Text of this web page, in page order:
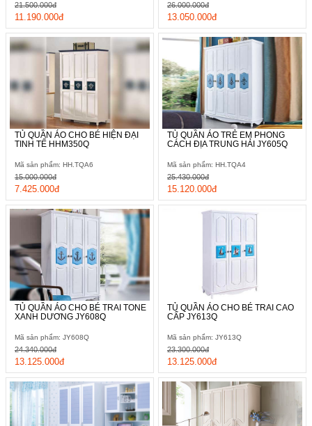
11.190.000đ
21.500.000đ
13.050.000đ
26.000.000đ
TỦ QUẦN ÁO CHO BÉ HIỆN ĐẠI
TINH TẾ HHM350Q
Mã sản phẩm: HH.TQA6
7.425.000đ
15.000.000đ
TỦ QUẦN ÁO TRẺ EM PHONG
CÁCH ĐỊA TRUNG HẢI JY605Q
Mã sản phẩm: HH.TQA4
15.120.000đ
25.430.000đ
TỦ QUẦN ÁO CHO BÉ TRAI TONE
XANH DƯƠNG JY608Q
Mã sản phẩm: JY608Q
13.125.000đ
24.340.000đ
TỦ QUẦN ÁO CHO BÉ TRAI CAO
CẤP JY613Q
Mã sản phẩm: JY613Q
13.125.000đ
23.300.000đ